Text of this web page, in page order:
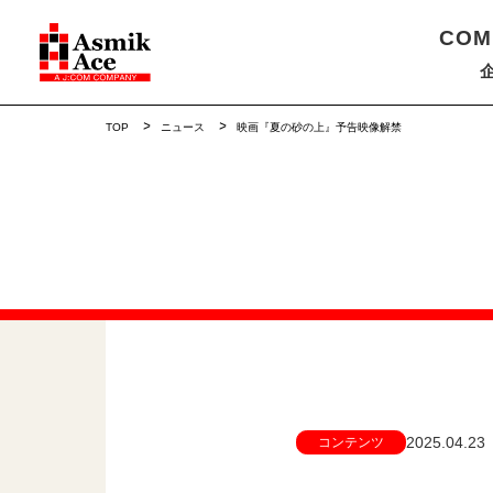
TOP ニュース 映画『夏の砂の上』予告映像解禁
コンテンツ 2025.04.23